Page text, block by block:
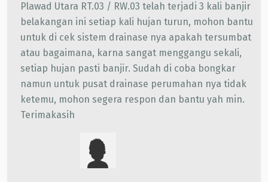
Plawad Utara RT.03 / RW.03 telah terjadi 3 kali banjir
belakangan ini setiap kali hujan turun, mohon bantu
untuk di cek sistem drainase nya apakah tersumbat
atau bagaimana, karna sangat menggangu sekali,
setiap hujan pasti banjir. Sudah di coba bongkar
namun untuk pusat drainase perumahan nya tidak
ketemu, mohon segera respon dan bantu yah min.
Terimakasih